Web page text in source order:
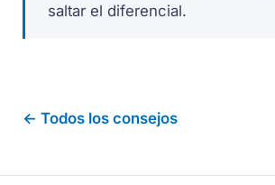
saltar el diferencial.
← Todos los consejos